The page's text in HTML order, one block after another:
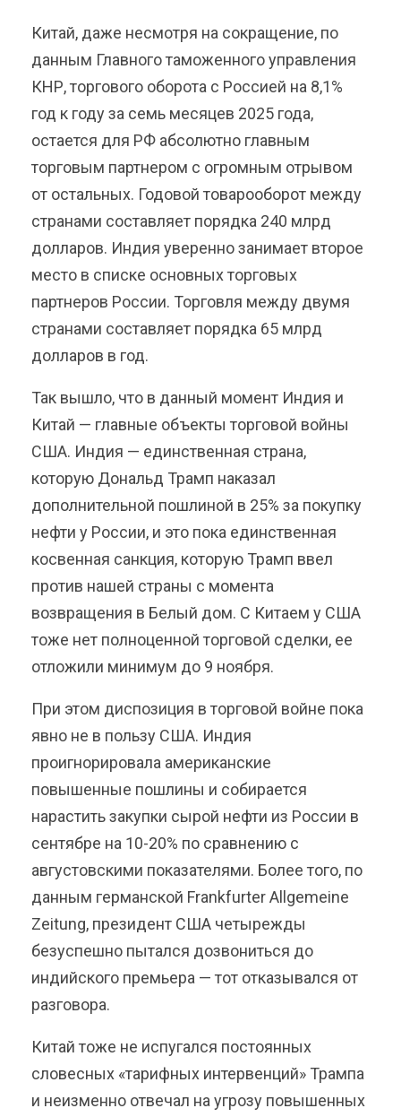
Китай, даже несмотря на сокращение, по
данным Главного таможенного управления
КНР, торгового оборота с Россией на 8,1%
год к году за семь месяцев 2025 года,
остается для РФ абсолютно главным
торговым партнером с огромным отрывом
от остальных. Годовой товарооборот между
странами составляет порядка 240 млрд
долларов. Индия уверенно занимает второе
место в списке основных торговых
партнеров России. Торговля между двумя
странами составляет порядка 65 млрд
долларов в год.
Так вышло, что в данный момент Индия и
Китай — главные объекты торговой войны
США. Индия — единственная страна,
которую Дональд Трамп наказал
дополнительной пошлиной в 25% за покупку
нефти у России, и это пока единственная
косвенная санкция, которую Трамп ввел
против нашей страны с момента
возвращения в Белый дом. С Китаем у США
тоже нет полноценной торговой сделки, ее
отложили минимум до 9 ноября.
При этом диспозиция в торговой войне пока
явно не в пользу США. Индия
проигнорировала американские
повышенные пошлины и собирается
нарастить закупки сырой нефти из России в
сентябре на 10-20% по сравнению с
августовскими показателями. Более того, по
данным германской Frankfurter Allgemeine
Zeitung, президент США четырежды
безуспешно пытался дозвониться до
индийского премьера — тот отказывался от
разговора.
Китай тоже не испугался постоянных
словесных «тарифных интервенций» Трампа
и неизменно отвечал на угрозу повышенных